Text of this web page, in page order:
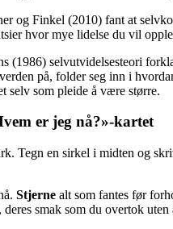
og Finkel (2010) fant at
hvor mye lidelse du vil
(1986) selvutvidelsesteori
på, folder seg inn i
selv som pleide å være større.
er jeg nå?»-kartet
Tegn en sirkel i midten og
Stjerne alt som fantes før
deres smak som du overtok uten